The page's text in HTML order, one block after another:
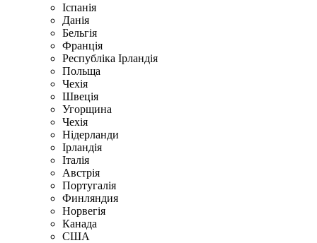
Іспанія
Данія
Бельгія
Франція
Республіка Ірландія
Польща
Чехія
Швецiя
Угорщина
Чехія
Нідерланди
Iрландія
Iталiя
Австрія
Португалія
Финляндия
Норвегія
Канада
США